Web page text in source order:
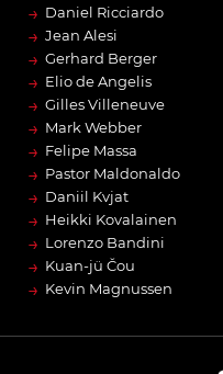
→ Daniel Ricciardo
→ Jean Alesi
→ Gerhard Berger
→ Elio de Angelis
→ Gilles Villeneuve
→ Mark Webber
→ Felipe Massa
→ Pastor Maldonaldo
→ Daniil Kvjat
→ Heikki Kovalainen
→ Lorenzo Bandini
→ Kuan-jü Čou
→ Kevin Magnussen